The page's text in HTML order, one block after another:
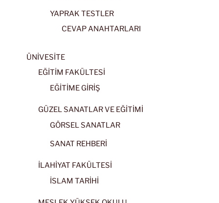
YAPRAK TESTLER
CEVAP ANAHTARLARI
ÜNİVESİTE
EĞİTİM FAKÜLTESİ
EĞİTİME GİRİŞ
GÜZEL SANATLAR VE EĞİTİMİ
GÖRSEL SANATLAR
SANAT REHBERİ
İLAHİYAT FAKÜLTESİ
İSLAM TARİHİ